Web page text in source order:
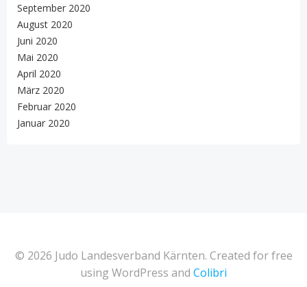
September 2020
August 2020
Juni 2020
Mai 2020
April 2020
März 2020
Februar 2020
Januar 2020
© 2026 Judo Landesverband Kärnten. Created for free
using WordPress and Colibri